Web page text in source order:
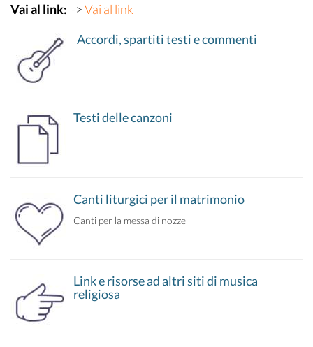
Vai al link: ->Vai al link
Accordi, spartiti testi e commenti
Testi delle canzoni
Canti liturgici per il matrimonio
Canti per la messa di nozze
Link e risorse ad altri siti di musica
religiosa